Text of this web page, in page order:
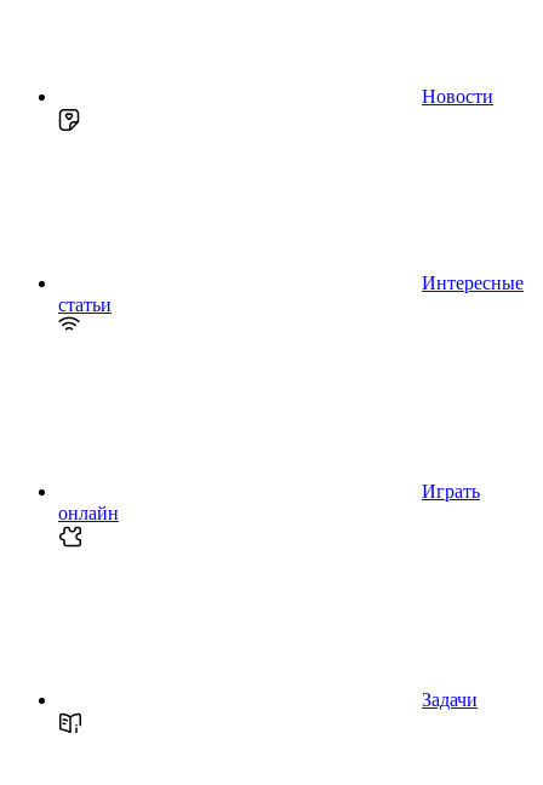
Новости
Интересные
статьи
Играть
онлайн
Задачи